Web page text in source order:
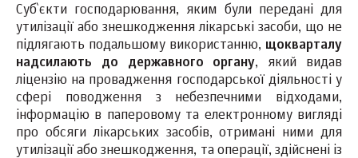
Суб`єкти господарювання, яким були передані для
утилізації або знешкодження лікарські засоби, що не
підлягають подальшому використанню, щокварталу
надсилають до державного органу, який видав
ліцензію на провадження господарської діяльності у
сфері поводження з небезпечними відходами,
інформацію в паперовому та електронному вигляді
про обсяги лікарських засобів, отримані ними для
утилізації або знешкодження, та операції, здійснені із